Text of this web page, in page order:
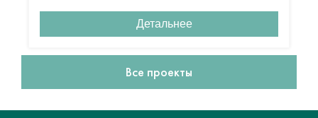
Детальнее
Все проекты